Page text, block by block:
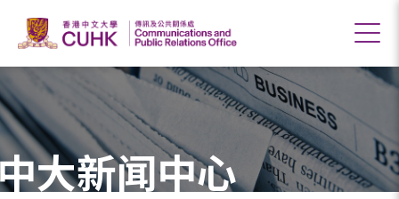
大新闻中心